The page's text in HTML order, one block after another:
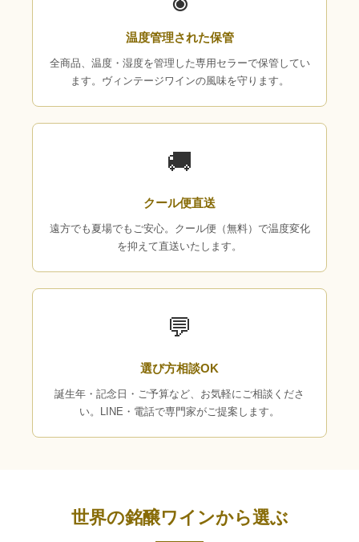
温度管理された保管
全商品、温度・湿度を管理した専用セラーで保管してい
ます。ヴィンテージワインの風味を守ります。
🚚
クール便直送
遠方でも夏場でもご安心。クール便（無料）で温度変化
を抑えて直送いたします。
💬
選び方相談OK
誕生年・記念日・ご予算など、お気軽にご相談くださ
い。LINE・電話で専門家がご提案します。
世界の銘醸ワインから選ぶ